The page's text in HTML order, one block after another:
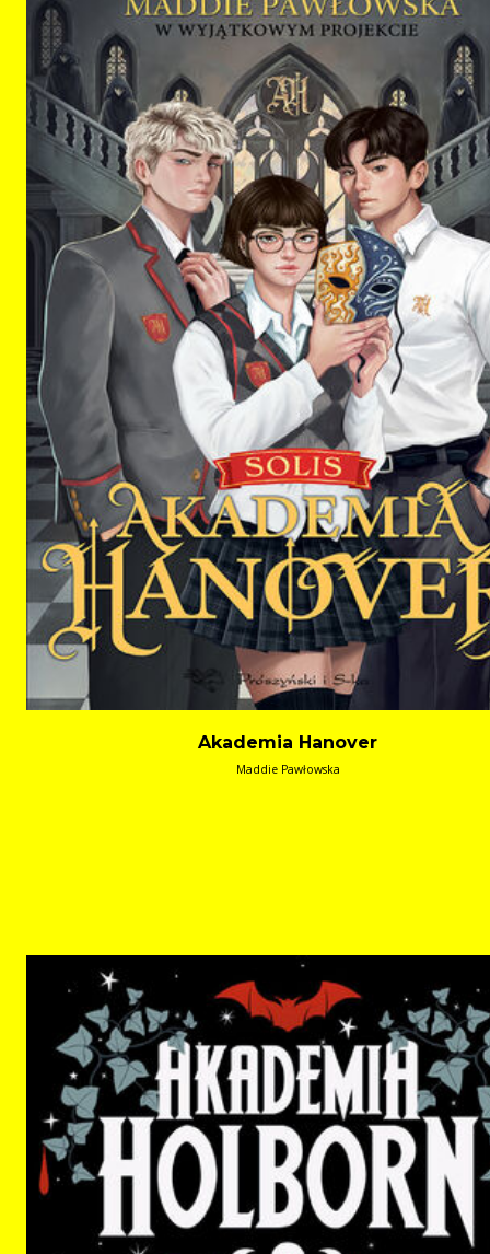
Akademia Hanover
Maddie Pawłowska